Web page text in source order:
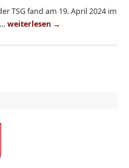
TSG fand am 19. April 2024 im
weiterlesen →